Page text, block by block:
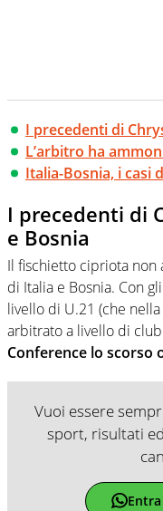
I precedenti di
L’arbitro ha
Italia-Bosnia, i casi
I precedenti di
e Bosnia
Il fischietto cipriota non
di Italia e Bosnia. Con
livello di U.21 (che
arbitrato a livello di club
Conference lo scorso
Vuoi essere
sport, risultati